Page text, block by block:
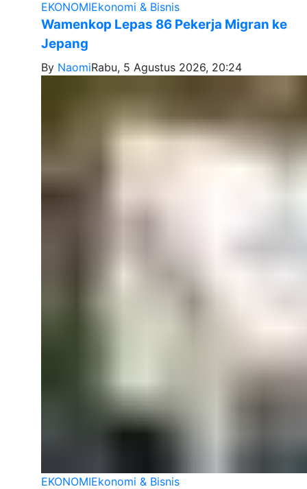
EKONOMIEkonomi & Bisnis
Wamenkop Lepas 86 Pekerja Migran ke
Jepang
By NaomiRabu, 5 Agustus 2026, 20:24
EKONOMIEkonomi & Bisnis